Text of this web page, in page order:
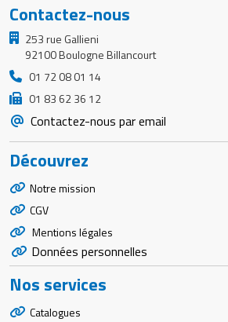
Contactez-nous
253 rue Gallieni
92100 Boulogne Billancourt
01 72 08 01 14
01 83 62 36 12
Contactez-nous par email
Découvrez
Notre mission
CGV
Mentions légales
Données personnelles
Nos services
Catalogues